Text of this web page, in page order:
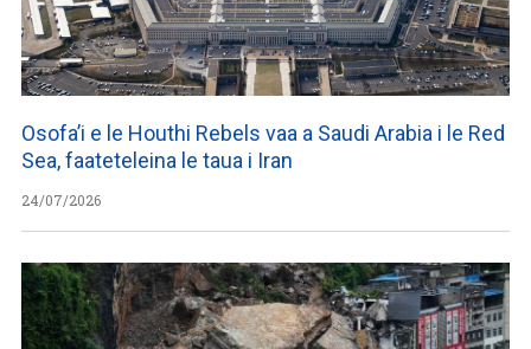
Osofa’i e le Houthi Rebels vaa a Saudi Arabia i le Red
Sea, faateteleina le taua i Iran
24/07/2026